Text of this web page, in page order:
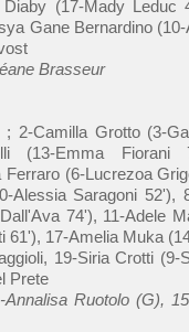
(17-Mady Leduc
Gane Bernardino
Brasseur
; 2-Camilla Grotto (3-
(13-Emma Fiorani
Ferraro (6-Lucrezoa
Alessia Saragoni 52'),
74'), 11-Adele
61'), 17-Amelia Muka
19-Siria Crotti (9-
Prete
Ruotolo (G),